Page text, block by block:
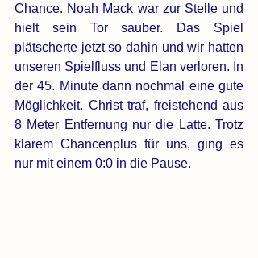
Chance. Noah Mack war zur Stelle und
hielt sein Tor sauber. Das Spiel
plätscherte jetzt so dahin und wir hatten
unseren Spielfluss und Elan verloren. In
der 45. Minute dann nochmal eine gute
Möglichkeit. Christ traf, freistehend aus
8 Meter Entfernung nur die Latte. Trotz
klarem Chancenplus für uns, ging es
nur mit einem 0:0 in die Pause.